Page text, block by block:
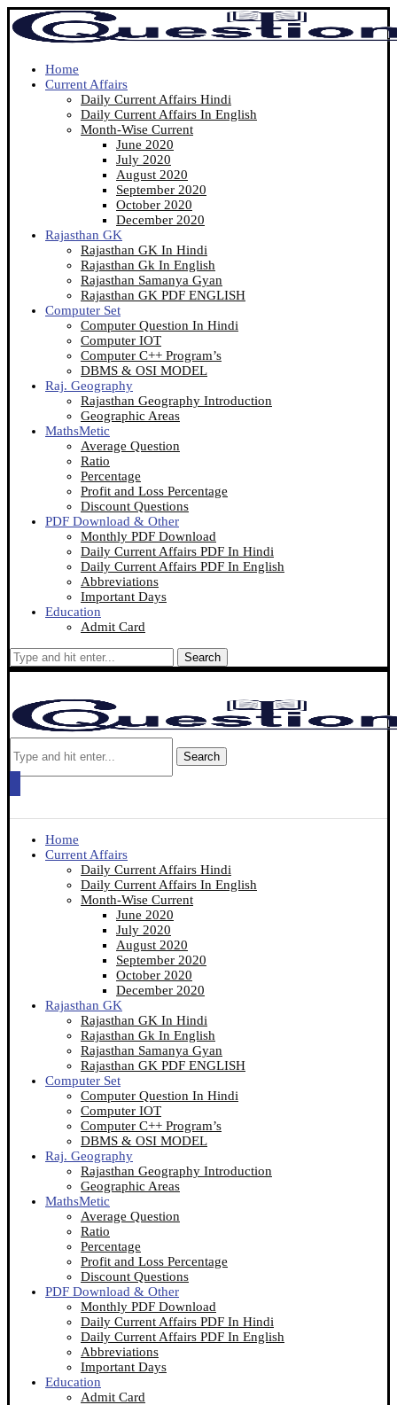
Home
Current Affairs
Daily Current Affairs Hindi
Daily Current Affairs In English
Month-Wise Current
June 2020
July 2020
August 2020
September 2020
October 2020
December 2020
Rajasthan GK
Rajasthan GK In Hindi
Rajasthan Gk In English
Rajasthan Samanya Gyan
Rajasthan GK PDF ENGLISH
Computer Set
Computer Question In Hindi
Computer IOT
Computer C++ Program’s
DBMS & OSI MODEL
Raj. Geography
Rajasthan Geography Introduction
Geographic Areas
MathsMetic
Average Question
Ratio
Percentage
Profit and Loss Percentage
Discount Questions
PDF Download & Other
Monthly PDF Download
Daily Current Affairs PDF In Hindi
Daily Current Affairs PDF In English
Abbreviations
Important Days
Education
Admit Card
Search
Search
Home
Current Affairs
Daily Current Affairs Hindi
Daily Current Affairs In English
Month-Wise Current
June 2020
July 2020
August 2020
September 2020
October 2020
December 2020
Rajasthan GK
Rajasthan GK In Hindi
Rajasthan Gk In English
Rajasthan Samanya Gyan
Rajasthan GK PDF ENGLISH
Computer Set
Computer Question In Hindi
Computer IOT
Computer C++ Program’s
DBMS & OSI MODEL
Raj. Geography
Rajasthan Geography Introduction
Geographic Areas
MathsMetic
Average Question
Ratio
Percentage
Profit and Loss Percentage
Discount Questions
PDF Download & Other
Monthly PDF Download
Daily Current Affairs PDF In Hindi
Daily Current Affairs PDF In English
Abbreviations
Important Days
Education
Admit Card